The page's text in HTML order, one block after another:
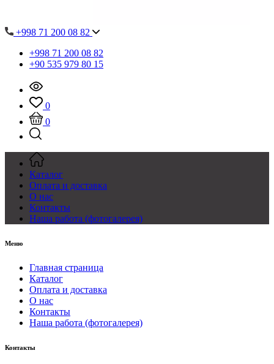
+998 71 200 08 82
+998 71 200 08 82
+90 535 979 80 15
0
0
Каталог
Оплата и доставка
О нас
Контакты
Наша работа (фотогалерея)
Меню
Главная страница
Каталог
Оплата и доставка
О нас
Контакты
Наша работа (фотогалерея)
Контакты